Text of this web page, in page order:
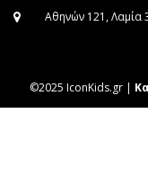
Αθηνών 121, Λαμία
©2025 IconKids.gr |